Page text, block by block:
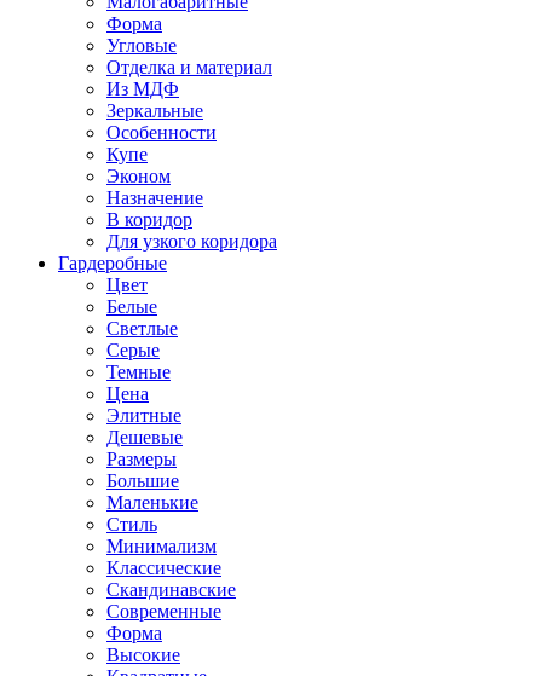
Форма
Угловые
Отделка и материал
Из МДФ
Зеркальные
Особенности
Купе
Эконом
Назначение
В коридор
Для узкого коридора
Гардеробные
Цвет
Белые
Светлые
Серые
Темные
Цена
Элитные
Дешевые
Размеры
Большие
Маленькие
Стиль
Минимализм
Классические
Скандинавские
Современные
Форма
Высокие